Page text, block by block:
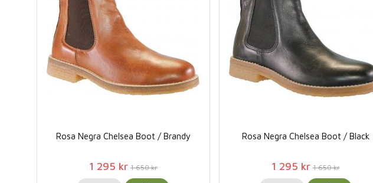
Rosa Negra Chelsea Boot / Brandy
1 295 kr 1 650 kr
Rosa Negra Chelsea Boot / Black
1 295 kr 1 650 kr